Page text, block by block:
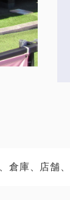
倉庫、店舗